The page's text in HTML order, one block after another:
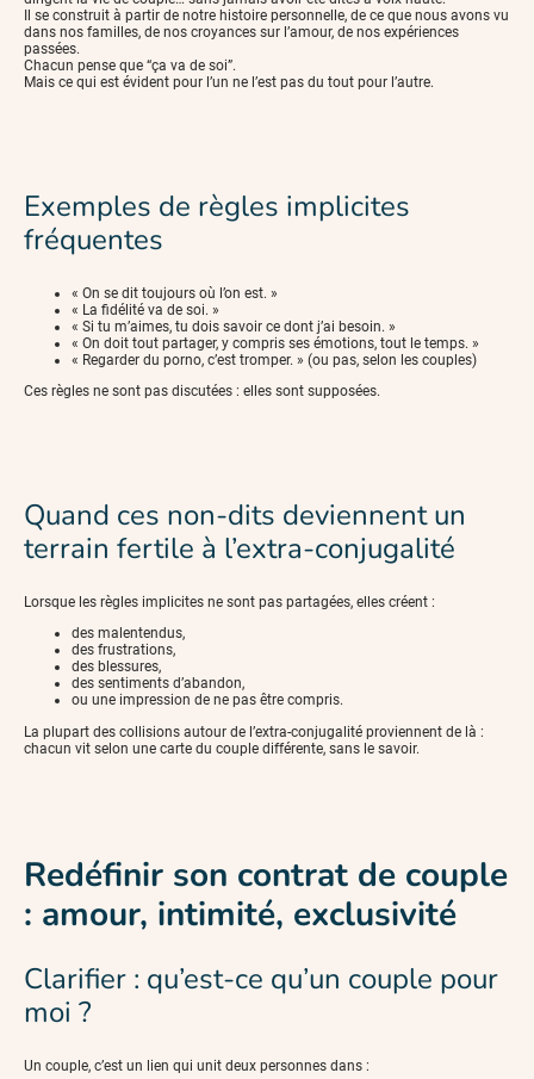
Il se construit à partir de notre histoire personnelle, de ce que nous avons vu
dans nos familles, de nos croyances sur l’amour, de nos expériences
passées.
Chacun pense que “ça va de soi”.
Mais ce qui est évident pour l’un ne l’est pas du tout pour l’autre.
Exemples de règles implicites
fréquentes
« On se dit toujours où l’on est. »
« La fidélité va de soi. »
« Si tu m’aimes, tu dois savoir ce dont j’ai besoin. »
« On doit tout partager, y compris ses émotions, tout le temps. »
« Regarder du porno, c’est tromper. » (ou pas, selon les couples)
Ces règles ne sont pas discutées : elles sont supposées.
Quand ces non-dits deviennent un
terrain fertile à l’extra-conjugalité
Lorsque les règles implicites ne sont pas partagées, elles créent :
des malentendus,
des frustrations,
des blessures,
des sentiments d’abandon,
ou une impression de ne pas être compris.
La plupart des collisions autour de l’extra-conjugalité proviennent de là :
chacun vit selon une carte du couple différente, sans le savoir.
Redéfinir son contrat de couple
: amour, intimité, exclusivité
Clarifier : qu’est-ce qu’un couple pour
moi ?
Un couple, c’est un lien qui unit deux personnes dans :